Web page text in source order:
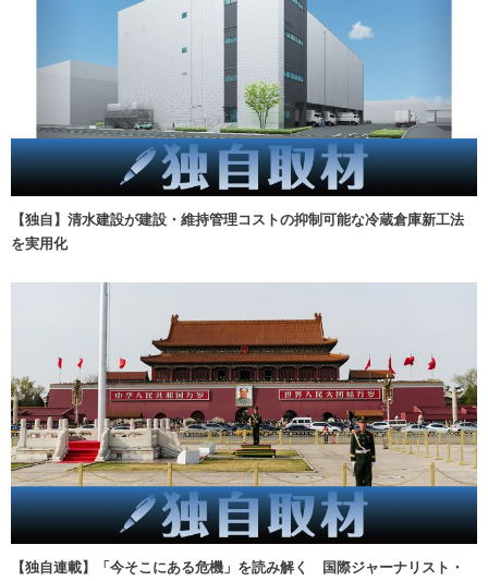
【独自】清水建設が建設・維持管理コストの抑制可能な冷蔵倉庫新工法
を実用化
【独自連載】「今そこにある危機」を読み解く 国際ジャーナリスト・